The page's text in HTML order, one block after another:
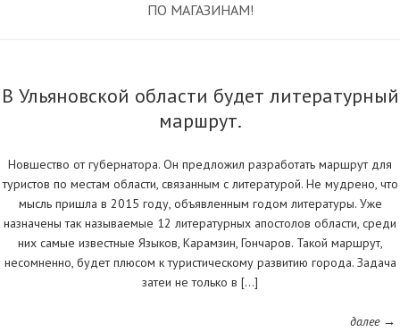
ПО МАГАЗИНАМ!
В Ульяновской области будет литературный
маршрут.
Новшество от губернатора. Он предложил разработать маршрут для
туристов по местам области, связанным с литературой. Не мудрено, что
мысль пришла в 2015 году, объявленным годом литературы. Уже
назначены так называемые 12 литературных апостолов области, среди
них самые известные Языков, Карамзин, Гончаров. Такой маршрут,
несомненно, будет плюсом к туристическому развитию города. Задача
затеи не только в […]
далее →